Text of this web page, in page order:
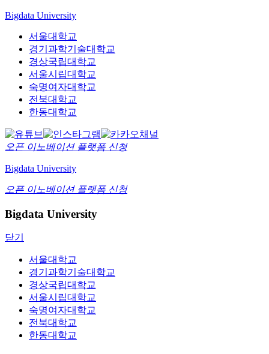
Bigdata University
서울대학교
경기과학기술대학교
경상국립대학교
서울시립대학교
숙명여자대학교
전북대학교
한동대학교
오픈 이노베이션 플랫폼 신청
Bigdata University
오픈 이노베이션 플랫폼 신청
Bigdata University
닫기
서울대학교
경기과학기술대학교
경상국립대학교
서울시립대학교
숙명여자대학교
전북대학교
한동대학교